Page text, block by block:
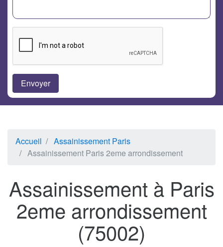
Accueil
Assainissement Paris
Assainissement Paris 2eme arrondissement
Assainissement à Paris
2eme arrondissement
(75002)